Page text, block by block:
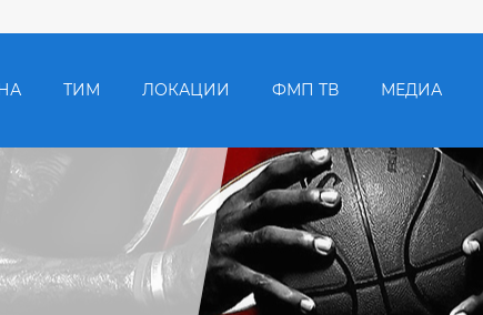
ТИМ ЛОКАЦИИ ФМП ТВ МЕДИА